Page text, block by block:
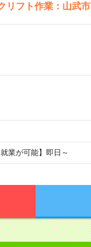
リフト作業：山武市
業が可能】即日～